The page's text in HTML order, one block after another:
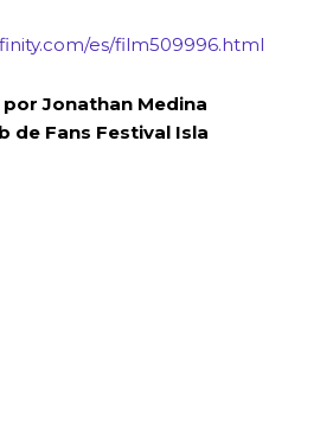
es/film509996.html
Jonathan Medina
de Fans Festival Isla